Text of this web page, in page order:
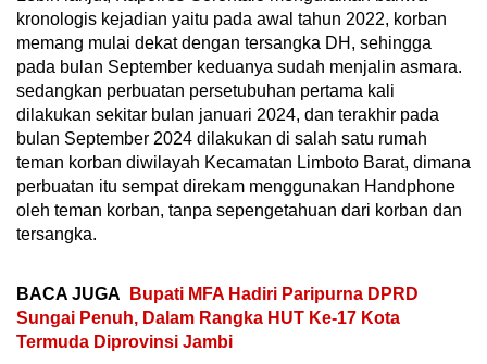
kronologis kejadian yaitu pada awal tahun 2022, korban
memang mulai dekat dengan tersangka DH, sehingga
pada bulan September keduanya sudah menjalin asmara.
sedangkan perbuatan persetubuhan pertama kali
dilakukan sekitar bulan januari 2024, dan terakhir pada
bulan September 2024 dilakukan di salah satu rumah
teman korban diwilayah Kecamatan Limboto Barat, dimana
perbuatan itu sempat direkam menggunakan Handphone
oleh teman korban, tanpa sepengetahuan dari korban dan
tersangka.
BACA JUGA
Bupati MFA Hadiri Paripurna DPRD
Sungai Penuh, Dalam Rangka HUT Ke-17 Kota
Termuda Diprovinsi Jambi